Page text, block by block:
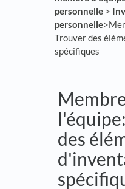
personnelle​ > ​
personnelle​>​
Trouver des
spécifiques
des